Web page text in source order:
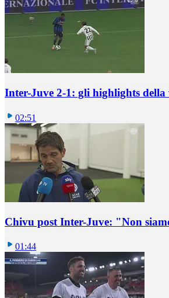
Inter-Juve 2-1: gli highlights
02:51
Chivu post Inter-Juve: "Non
01:44